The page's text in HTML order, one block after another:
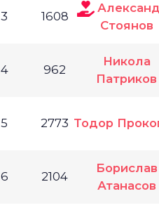
3 1608
Стоянов
4 962
Никола
Патриков
5 2773 Тодор
6 2104
Борислав
Атанасов